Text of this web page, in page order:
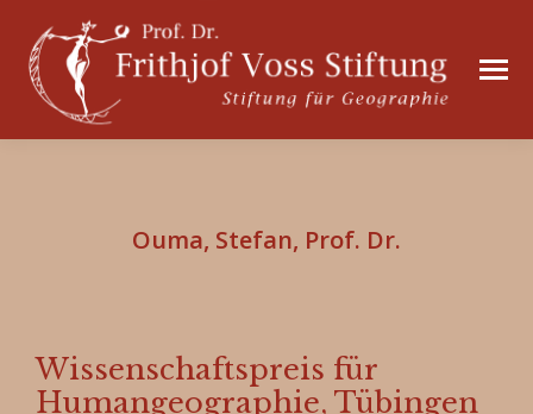
Ouma, Stefan, Prof. Dr.
Wissenschaftspreis für
Humangeographie, Tübingen